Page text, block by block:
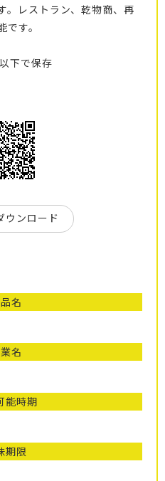
。レストラン、乾物商、再
す。
下で保存
ウンロード
名
名
能時期
期限